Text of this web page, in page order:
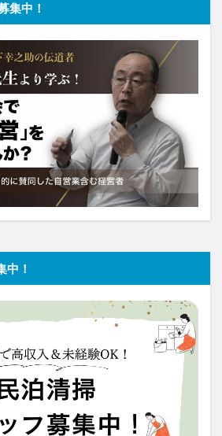
集中！
中！